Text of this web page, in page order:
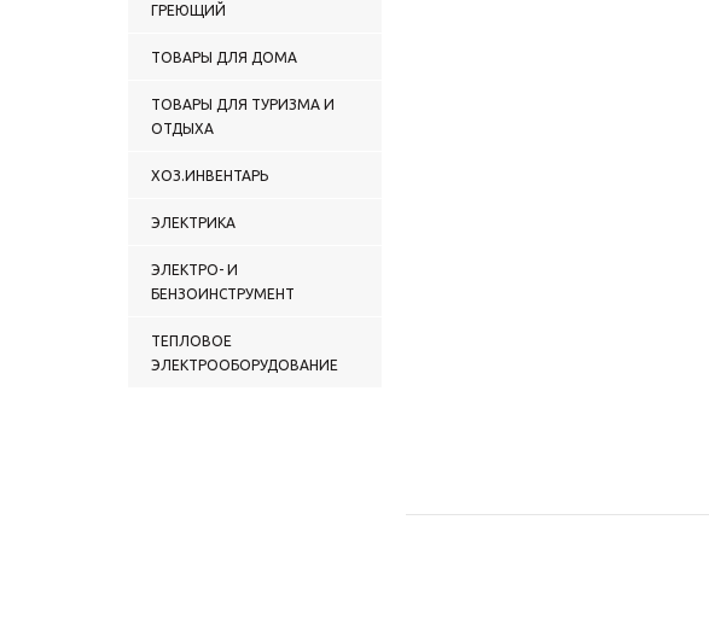
ГРЕЮЩИЙ
ТОВАРЫ ДЛЯ ДОМА
ТОВАРЫ ДЛЯ ТУРИЗМА И
ОТДЫХА
ХОЗ.ИНВЕНТАРЬ
ЭЛЕКТРИКА
ЭЛЕКТРО- И
БЕНЗОИНСТРУМЕНТ
ТЕПЛОВОЕ
ЭЛЕКТРООБОРУДОВАНИЕ